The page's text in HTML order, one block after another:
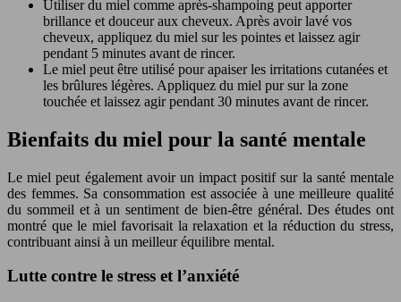
Utiliser du miel comme après-shampoing peut apporter
brillance et douceur aux cheveux. Après avoir lavé vos
cheveux, appliquez du miel sur les pointes et laissez agir
pendant 5 minutes avant de rincer.
Le miel peut être utilisé pour apaiser les irritations cutanées et
les brûlures légères. Appliquez du miel pur sur la zone
touchée et laissez agir pendant 30 minutes avant de rincer.
Bienfaits du miel pour la santé mentale
Le miel peut également avoir un impact positif sur la santé mentale
des femmes. Sa consommation est associée à une meilleure qualité
du sommeil et à un sentiment de bien-être général. Des études ont
montré que le miel favorisait la relaxation et la réduction du stress,
contribuant ainsi à un meilleur équilibre mental.
Lutte contre le stress et l’anxiété